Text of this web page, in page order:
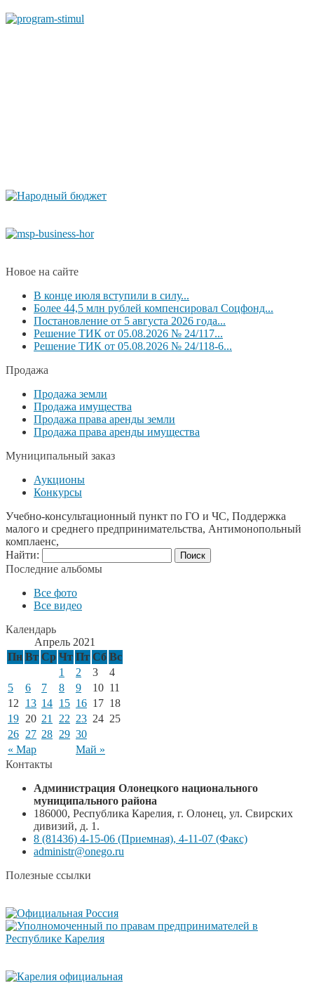
Новое на сайте
В конце июля вступили в силу...
Более 44,5 млн рублей компенсировал Соцфонд...
Постановление от 5 августа 2026 года...
Решение ТИК от 05.08.2026 № 24/117...
Решение ТИК от 05.08.2026 № 24/118-6...
Продажа
Продажа земли
Продажа имущества
Продажа права аренды земли
Продажа права аренды имущества
Муниципальный заказ
Аукционы
Конкурсы
Учебно-консультационный пункт по ГО и ЧС, Поддержка
малого и среднего предпринимательства, Антимонопольный
комплаенс,
Найти:
Последние альбомы
Все фото
Все видео
Календарь
Апрель 2021
Пн Вт Ср Чт Пт Сб Вс
« Мар Май »
1 2 3
4
5
6 7 8 9 10 11
12
13 14 15 16 17 18
19 20 21 22 23 24 25
26 27 28 29 30
Контакты
Администрация Олонецкого национального
муниципального района
186000, Республика Карелия, г. Олонец, ул. Свирских
дивизий, д. 1.
8 (81436) 4-15-06 (Приемная), 4-11-07 (Факс)
administr@onego.ru
Полезные ссылки